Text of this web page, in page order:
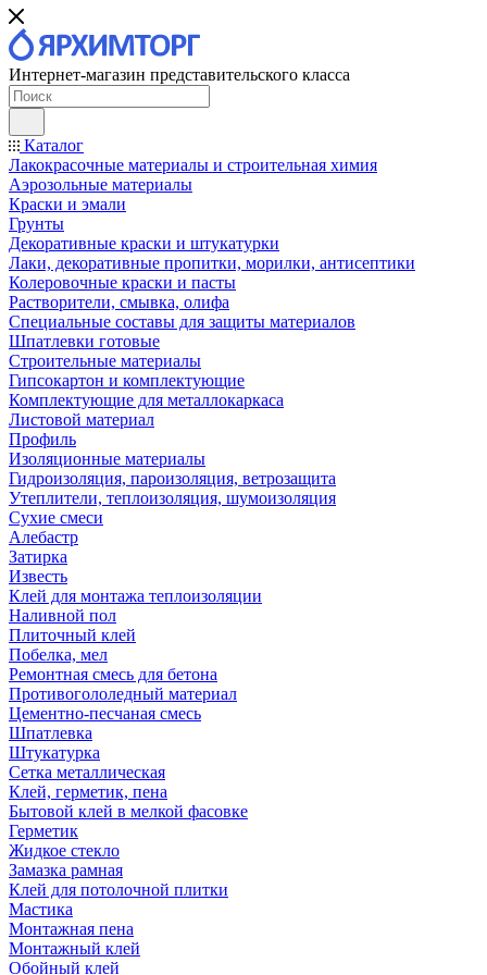
Интернет-магазин представительского класса
Каталог
Лакокрасочные материалы и строительная химия
Аэрозольные материалы
Краски и эмали
Грунты
Декоративные краски и штукатурки
Лаки, декоративные пропитки, морилки, антисептики
Колеровочные краски и пасты
Растворители, смывка, олифа
Специальные составы для защиты материалов
Шпатлевки готовые
Строительные материалы
Гипсокартон и комплектующие
Комплектующие для металлокаркаса
Листовой материал
Профиль
Изоляционные материалы
Гидроизоляция, пароизоляция, ветрозащита
Утеплители, теплоизоляция, шумоизоляция
Сухие смеси
Алебастр
Затирка
Известь
Клей для монтажа теплоизоляции
Наливной пол
Плиточный клей
Побелка, мел
Ремонтная смесь для бетона
Противогололедный материал
Цементно-песчаная смесь
Шпатлевка
Штукатурка
Сетка металлическая
Клей, герметик, пена
Бытовой клей в мелкой фасовке
Герметик
Жидкое стекло
Замазка рамная
Клей для потолочной плитки
Мастика
Монтажная пена
Монтажный клей
Обойный клей